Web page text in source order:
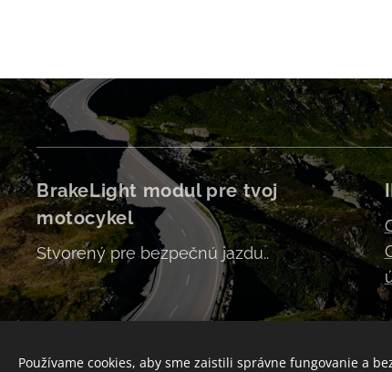
BrakeLight modul pre tvoj
motocykel
Stvorený pre bezpečnú jazdu..
Používame cookies, aby sme zaistili správne fungovanie a